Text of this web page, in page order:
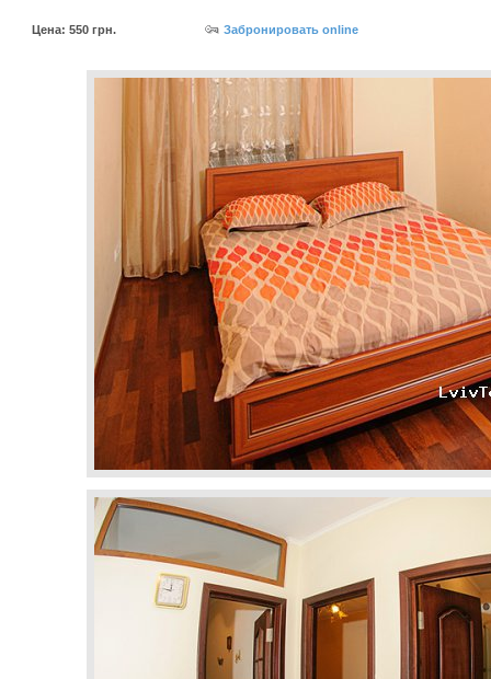
Цена: 550 грн. Забронировать online